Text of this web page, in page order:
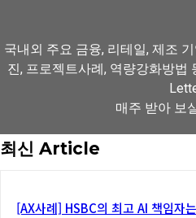
국내외 주요 금융, 리테일, 제조
진, 프로젝트사례, 역량강화방
매주 받아 보
최신 Article
[AX사례] HSBC의 최고 AI 책임자